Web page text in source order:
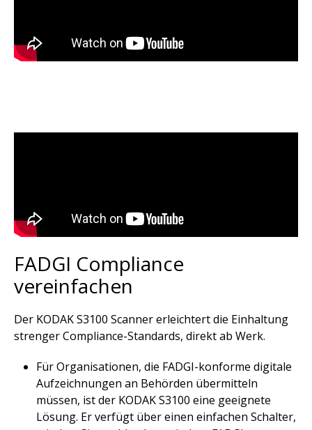
FADGI Compliance
vereinfachen
Der KODAK S3100 Scanner erleichtert die Einhaltung
strenger Compliance-Standards, direkt ab Werk.
Für Organisationen, die FADGI-konforme digitale
Aufzeichnungen an Behörden übermitteln
müssen, ist der KODAK S3100 eine geeignete
Lösung. Er verfügt über einen einfachen Schalter,